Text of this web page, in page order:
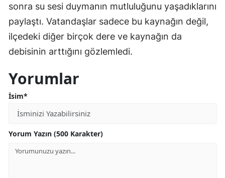
sonra su sesi duymanın mutluluğunu yaşadıklarını
paylaştı. Vatandaşlar sadece bu kaynağın değil,
ilçedeki diğer birçok dere ve kaynağın da
debisinin arttığını gözlemledi.
Yorumlar
İsim*
Yorum Yazın (500 Karakter)